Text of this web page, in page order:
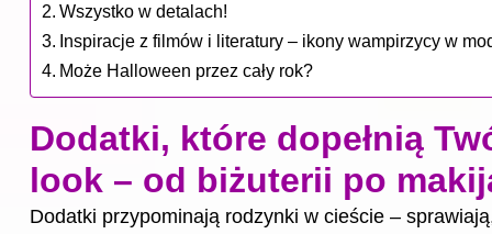
Wszystko w detalach!
Inspiracje z filmów i literatury – ikony wampirzycy w
Może Halloween przez cały rok?
Dodatki, które dopełnią
look – od biżuterii po
Dodatki przypominają rodzynki w cieście –